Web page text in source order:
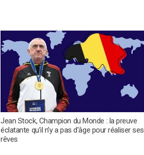
Jean Stock, Champion du Monde : la preuve
éclatante qu’il n’y a pas d’âge pour réaliser ses
rêves